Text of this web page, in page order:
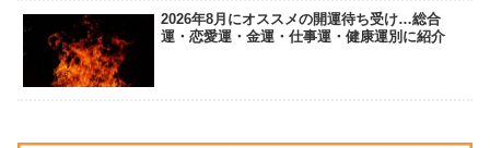
2026年8月にオススメの開運待ち受け…総合
運・恋愛運・金運・仕事運・健康運別に紹介